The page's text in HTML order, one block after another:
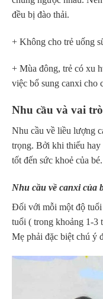
đều bị đào thải.
+ Không cho trẻ uống
+ Mùa đông, trẻ có xu
việc bổ sung canxi cho
Nhu cầu và vai
Nhu cầu về liều lượng
trọng. Bởi khi thiếu
tốt đến sức khoẻ của bé.
Nhu cầu về canxi của
Đối với mỗi một độ tuổi
tuổi ( trong khoảng 1-3
Mẹ phải đặc biệt chú ý